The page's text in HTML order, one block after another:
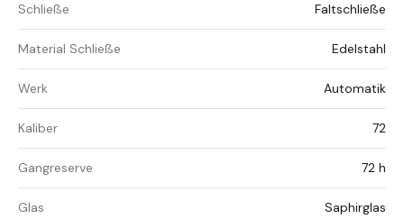
Schließe Faltschließe
Material Schließe Edelstahl
Werk Automatik
Kaliber 72
Gangreserve 72 h
Glas Saphirglas